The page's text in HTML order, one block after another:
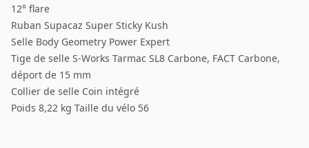
12° flare
Ruban Supacaz Super Sticky Kush
Selle Body Geometry Power Expert
Tige de selle S-Works Tarmac SL8 Carbone, FACT Carbone,
déport de 15 mm
Collier de selle Coin intégré
Poids 8,22 kg Taille du vélo 56